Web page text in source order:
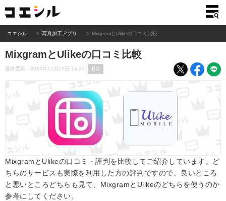
コエシル 写真加工アプリ MixgramとUlikeの口コミ比較
MixgramとUlikeの口コミ比較
最終更新：2024年11月11日 14:27 PR
MixgramとUlikeの口コミ・評判を比較してご紹介しています。ど
ちらのサービスも実際を利用した方の評判ですので、良いところ
と悪いところどちらも見て、MixgramとUlikeのどちらを使うのか
参考にしてください。